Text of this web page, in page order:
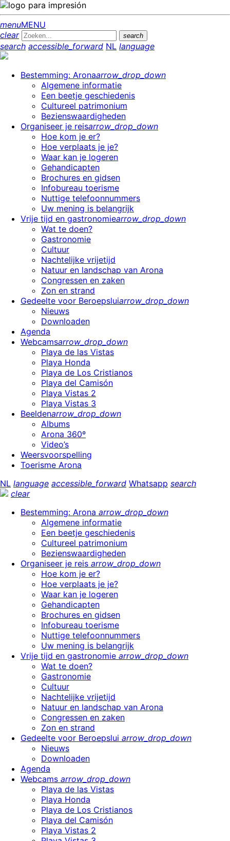
menuMENU
clear
search
search accessible_forward NL language
Bestemming: Aronaarrow_drop_down
Algemene informatie
Een beetje geschiedenis
Cultureel patrimonium
Bezienswaardigheden
Organiseer je reisarrow_drop_down
Hoe kom je er?
Hoe verplaats je je?
Waar kan je logeren
Gehandicapten
Brochures en gidsen
Infobureau toerisme
Nuttige telefoonnummers
Uw mening is belangrijk
Vrije tijd en gastronomiearrow_drop_down
Wat te doen?
Gastronomie
Cultuur
Nachtelijke vrijetijd
Natuur en landschap van Arona
Congressen en zaken
Zon en strand
Gedeelte voor Beroepsluiarrow_drop_down
Nieuws
Downloaden
Agenda
Webcamsarrow_drop_down
Playa de las Vistas
Playa Honda
Playa de Los Cristianos
Playa del Camisón
Playa Vistas 2
Playa Vistas 3
Beeldenarrow_drop_down
Albums
Arona 360º
Video’s
Weersvoorspelling
Toerisme Arona
NL language accessible_forward Whatsapp search
clear
Bestemming: Arona arrow_drop_down
Algemene informatie
Een beetje geschiedenis
Cultureel patrimonium
Bezienswaardigheden
Organiseer je reis arrow_drop_down
Hoe kom je er?
Hoe verplaats je je?
Waar kan je logeren
Gehandicapten
Brochures en gidsen
Infobureau toerisme
Nuttige telefoonnummers
Uw mening is belangrijk
Vrije tijd en gastronomie arrow_drop_down
Wat te doen?
Gastronomie
Cultuur
Nachtelijke vrijetijd
Natuur en landschap van Arona
Congressen en zaken
Zon en strand
Gedeelte voor Beroepslui arrow_drop_down
Nieuws
Downloaden
Agenda
Webcams arrow_drop_down
Playa de las Vistas
Playa Honda
Playa de Los Cristianos
Playa del Camisón
Playa Vistas 2